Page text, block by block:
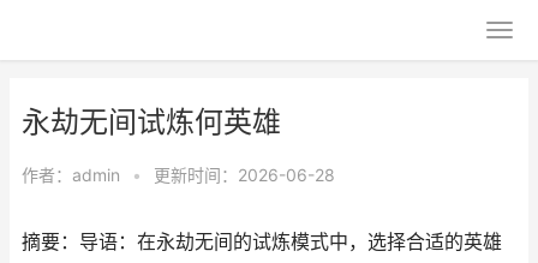
永劫无间试炼何英雄
作者： admin • 更新时间：2026-06-28
摘要：导语：在永劫无间的试炼模式中，选择合适的英雄